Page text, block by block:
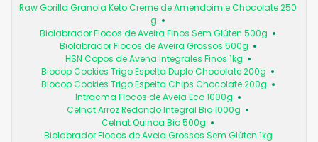
Raw Gorilla Granola Keto Creme de Amendoim e Chocolate 250
g
Biolabrador Flocos de Aveira Finos Sem Glúten 500g
Biolabrador Flocos de Aveira Grossos 500g
HSN Copos de Avena Integrales Finos 1kg
Biocop Cookies Trigo Espelta Duplo Chocolate 200g
Biocop Cookies Trigo Espelta Chips Chocolate 200g
Intracma Flocos de Aveia Eco 1000g
Celnat Arroz Redondo Integral Bio 1000g
Celnat Quinoa Bio 500g
Biolabrador Flocos de Aveia Grossos Sem Glúten 1kg